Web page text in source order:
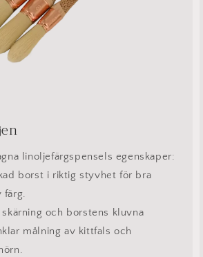
linoljefärgspensels egenskaper:
borst i riktig styvhet för bra
färg.
skärning och borstens kluvna
målning av kittfals och